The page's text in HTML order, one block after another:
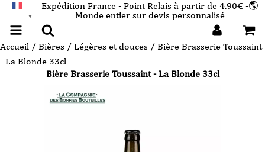
▼
Expédition France - Point Relais à partir de 4.90€ -🌎
Monde entier sur devis personnalisé
Accueil / Bières / Légères et douces / Bière Brasserie Toussaint
- La Blonde 33cl
Bière Brasserie Toussaint - La Blonde 33cl